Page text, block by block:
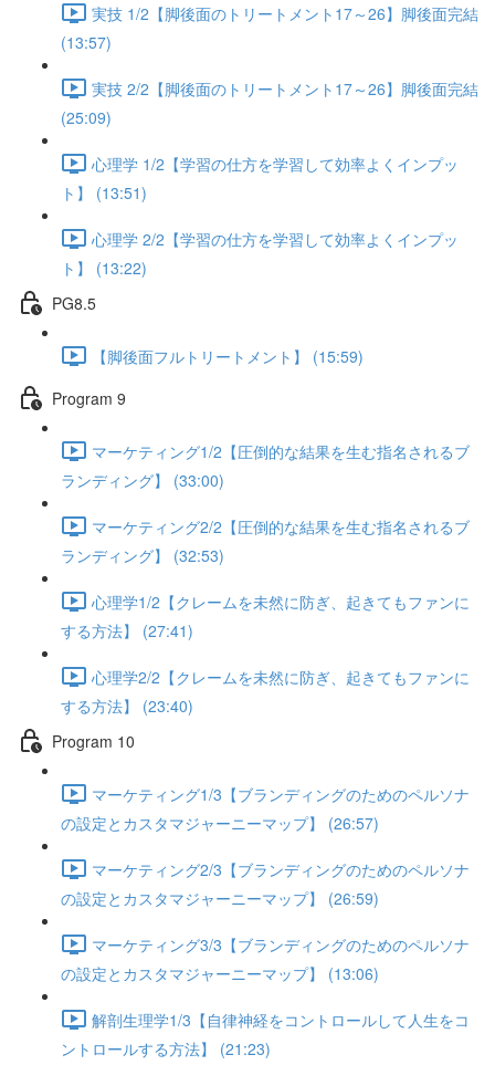
実技 1/2【脚後面のトリートメント17～26】脚後面完結
(13:57)
実技 2/2【脚後面のトリートメント17～26】脚後面完結
(25:09)
心理学 1/2【学習の仕方を学習して効率よくインプッ
ト】 (13:51)
心理学 2/2【学習の仕方を学習して効率よくインプッ
ト】 (13:22)
PG8.5
【脚後面フルトリートメント】 (15:59)
Program 9
マーケティング1/2【圧倒的な結果を生む指名されるブ
ランディング】 (33:00)
マーケティング2/2【圧倒的な結果を生む指名されるブ
ランディング】 (32:53)
心理学1/2【クレームを未然に防ぎ、起きてもファンに
する方法】 (27:41)
心理学2/2【クレームを未然に防ぎ、起きてもファンに
する方法】 (23:40)
Program 10
マーケティング1/3【ブランディングのためのペルソナ
の設定とカスタマジャーニーマップ】 (26:57)
マーケティング2/3【ブランディングのためのペルソナ
の設定とカスタマジャーニーマップ】 (26:59)
マーケティング3/3【ブランディングのためのペルソナ
の設定とカスタマジャーニーマップ】 (13:06)
解剖生理学1/3【自律神経をコントロールして人生をコ
ントロールする方法】 (21:23)